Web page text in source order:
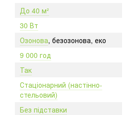
До 40 м²
30 Вт
Озонова, безозонова, еко
9 000 год
Так
Стаціонарний (настінно-
стельовий)
Без підставки